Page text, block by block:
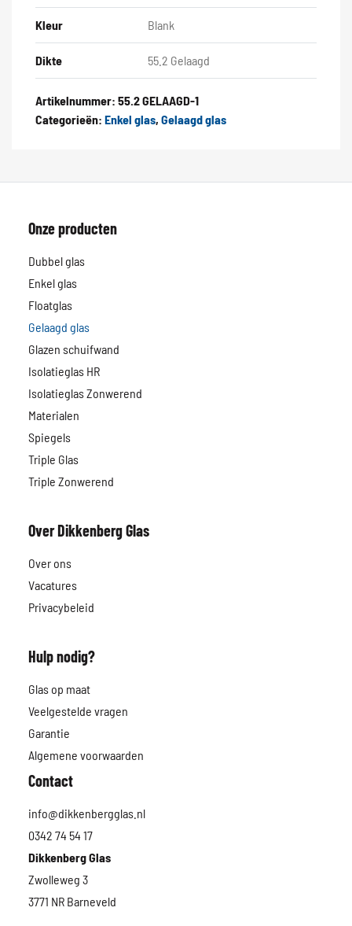
Kleur Blank
Dikte 55.2 Gelaagd
Artikelnummer: 55.2 GELAAGD-1
Categorieën: Enkel glas, Gelaagd glas
Onze producten
Dubbel glas
Enkel glas
Floatglas
Gelaagd glas
Glazen schuifwand
Isolatieglas HR
Isolatieglas Zonwerend
Materialen
Spiegels
Triple Glas
Triple Zonwerend
Over Dikkenberg Glas
Over ons
Vacatures
Privacybeleid
Hulp nodig?
Glas op maat
Veelgestelde vragen
Garantie
Algemene voorwaarden
Contact
info@dikkenbergglas.nl
0342 74 54 17
Dikkenberg Glas
Zwolleweg 3
3771 NR Barneveld